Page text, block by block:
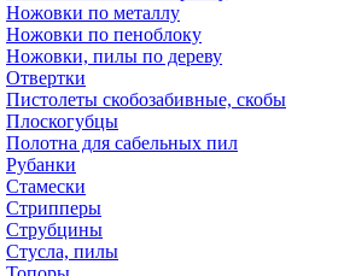
Ножовки по металлу
Ножовки по пеноблоку
Ножовки, пилы по дереву
Отвертки
Пистолеты скобозабивные, скобы
Плоскогубцы
Полотна для сабельных пил
Рубанки
Стамески
Стрипперы
Струбцины
Стусла, пилы